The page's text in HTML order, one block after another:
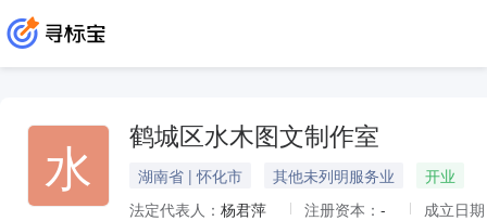
水 鹤城区水木图文制作室
湖南省 | 怀化市 其他未列明服务业
开业
法定代表人： 杨君萍 注册资本： -
成立日